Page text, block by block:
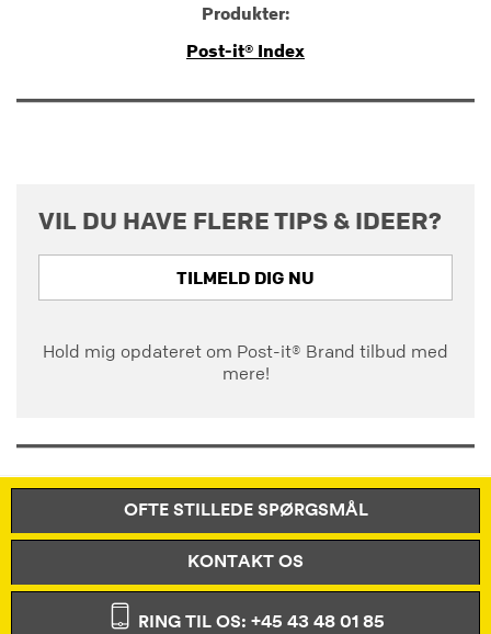
Produkter:
Post-it® Index
VIL DU HAVE FLERE TIPS & IDEER?
TILMELD DIG NU
Hold mig opdateret om Post-it® Brand tilbud med
mere!
OFTE STILLEDE SPØRGSMÅL
KONTAKT OS
RING TIL OS: +45 43 48 01 85